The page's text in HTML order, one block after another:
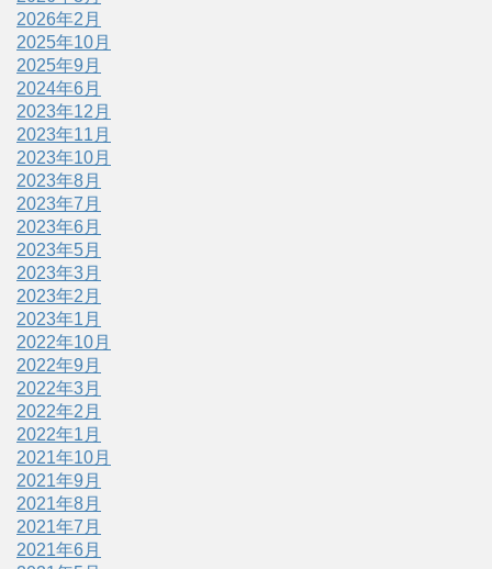
2026年2月
2025年10月
2025年9月
2024年6月
2023年12月
2023年11月
2023年10月
2023年8月
2023年7月
2023年6月
2023年5月
2023年3月
2023年2月
2023年1月
2022年10月
2022年9月
2022年3月
2022年2月
2022年1月
2021年10月
2021年9月
2021年8月
2021年7月
2021年6月